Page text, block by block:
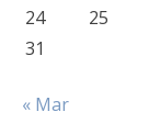
24
25
31
« Mar